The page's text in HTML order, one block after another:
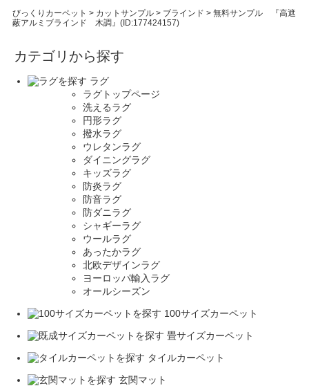
びっくりカーペット > カットサンプル> ブラインド > 無料サンプル 『高遮
蔽アルミブラインド 木調』(ID:177424157)
カテゴリから探す
ラグ
ラグトップページ
洗えるラグ
円形ラグ
撥水ラグ
ウレタンラグ
ダイニングラグ
キッズラグ
防炎ラグ
防音ラグ
防ダニラグ
シャギーラグ
ウールラグ
あったかラグ
北欧デザインラグ
ヨーロッパ輸入ラグ
オールシーズン
100サイズカーペット
畳サイズカーペット
タイルカーペット
玄関マット